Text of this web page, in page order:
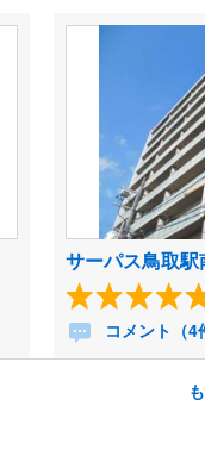
サーパス鳥取駅
コメント（4